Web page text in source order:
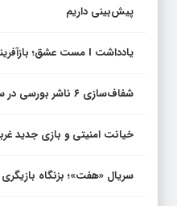
پیش‌بینی داریم
یادداشت I مست عشق؛ بازآفرینی جهانی پیام مولانا و شمس
شفاف‌سازی ۶ ناشر بورسی در سامانه کدال
خیانت امنیتی و بازی جدید
سریال «هفت»؛ بزنگاه